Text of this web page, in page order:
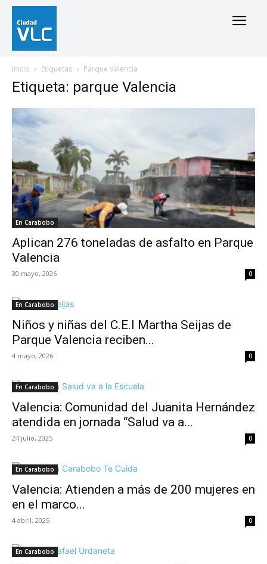
Inicio Etiquetas Parque Valencia
Etiqueta: parque Valencia
En Carabobo
Aplican 276 toneladas de asfalto en Parque
Valencia
30 mayo, 2026 0
En Carabobo
Niños y niñas del C.E.I Martha Seijas de
Parque Valencia reciben...
4 mayo, 2026 0
En Carabobo
Valencia: Comunidad del Juanita Hernández
atendida en jornada “Salud va a...
24 julio, 2025 0
En Carabobo
Valencia: Atienden a más de 200 mujeres en
en el marco...
4 abril, 2025 0
En Carabobo